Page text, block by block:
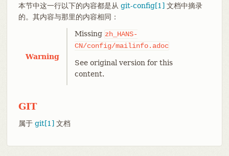
本节中这一行以下的内容都是从 git-config[1] 文档中摘录
的。其内容与那里的内容相同：
Warning
Missing zh_HANS-
CN/config/mailinfo.adoc
See original version for this
content.
GIT
属于 git[1] 文档